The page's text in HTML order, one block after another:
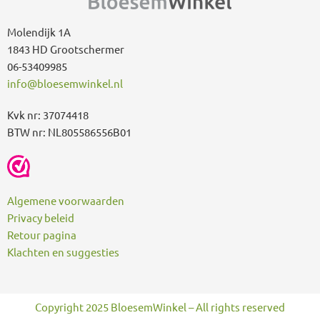
Molendijk 1A
1843 HD Grootschermer
06-53409985
info@bloesemwinkel.nl
Kvk nr: 37074418
BTW nr: NL805586556B01
Algemene voorwaarden
Privacy beleid
Retour pagina
Klachten en suggesties
Copyright 2025 BloesemWinkel – All rights reserved